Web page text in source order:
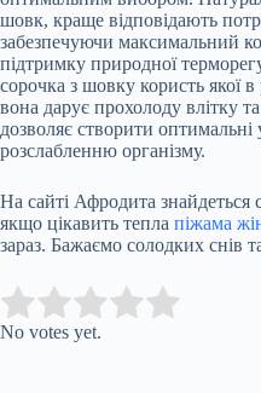
шовк, краще відповідають
забезпечуючи максимальний
підтримку природної
сорочка з шовку користь якої
вона дарує прохолоду влітку
дозволяє створити
розслабленню організму.
На сайті Афродита знайдеться
якщо цікавить тепла піжама
зараз. Бажаємо солодких снів
Rate this item:
No votes yet.